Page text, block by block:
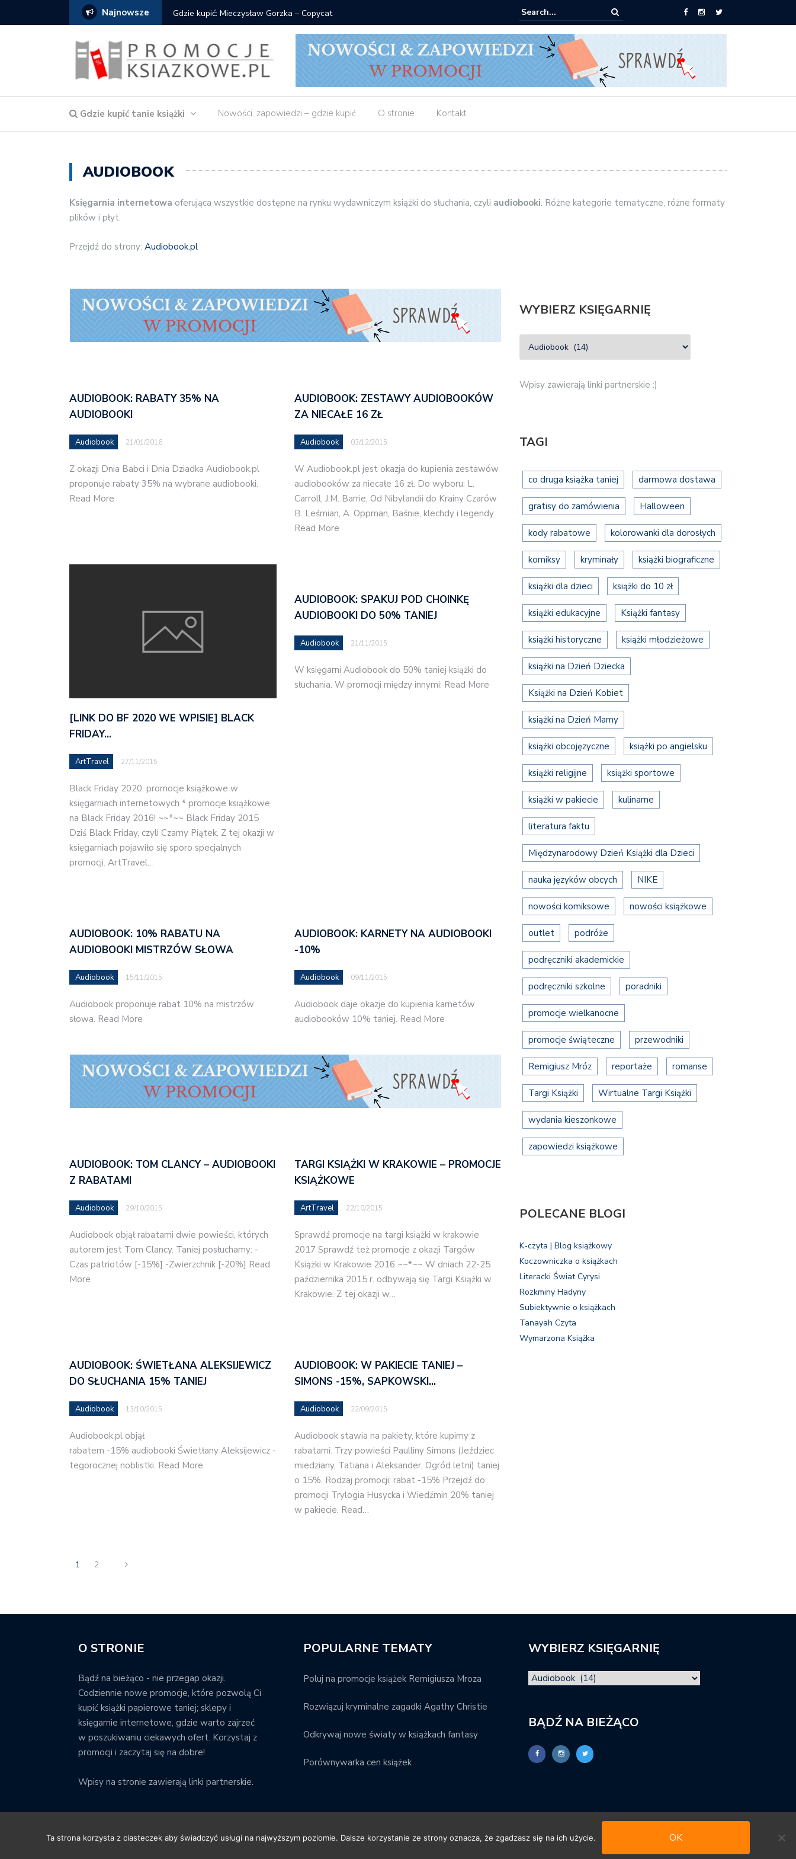
Najnowsze Gdzie kupić: Mieczysław Gorzka – Copycat Znak: książki od 2,90 zł do zamówienia
Gdzie kupić tanie książki Nowości, zapowiedzi – gdzie kupić O stronie Kontakt
AUDIOBOOK
Księgarnia internetowa oferująca wszystkie dostępne na rynku wydawniczym książki do słuchania, czyli audiobooki. Różne kategorie tematyczne, różne formaty
plików i płyt.
Przejdź do strony: Audiobook.pl
AUDIOBOOK: RABATY 35% NA
AUDIOBOOKI
Audiobook 21/01/2016
Z okazji Dnia Babci i Dnia Dziadka Audiobook.pl
proponuje rabaty 35% na wybrane audiobooki.
Read More
AUDIOBOOK: ZESTAWY AUDIOBOOKÓW
ZA NIECAŁE 16 ZŁ
Audiobook 03/12/2015
W Audiobook.pl jest okazja do kupienia zestawów
audiobooków za niecałe 16 zł. Do wyboru: L.
Carroll, J.M. Barrie, Od Nibylandii do Krainy Czarów
B. Leśmian, A. Oppman, Baśnie, klechdy i legendy
Read More
[LINK DO BF 2020 WE WPISIE] BLACK
FRIDAY…
ArtTravel 27/11/2015
Black Friday 2020: promocje książkowe w
księgarniach internetowych * promocje książkowe
na Black Friday 2016! ~~*~~ Black Friday 2015
Dziś Black Friday, czyli Czarny Piątek. Z tej okazji w
księgarniach pojawiło się sporo specjalnych
promocji. ArtTravel…
AUDIOBOOK: SPAKUJ POD CHOINKĘ
AUDIOBOOKI DO 50% TANIEJ
Audiobook 21/11/2015
W księgarni Audiobook do 50% taniej książki do
słuchania. W promocji między innymi: Read More
AUDIOBOOK: 10% RABATU NA
AUDIOBOOKI MISTRZÓW SŁOWA
Audiobook 15/11/2015
Audiobook proponuje rabat 10% na mistrzów
słowa. Read More
AUDIOBOOK: KARNETY NA AUDIOBOOKI
-10%
Audiobook 09/11/2015
Audiobook daje okazje do kupienia karnetów
audiobooków 10% taniej. Read More
AUDIOBOOK: TOM CLANCY – AUDIOBOOKI
Z RABATAMI
Audiobook 29/10/2015
Audiobook objął rabatami dwie powieści, których
autorem jest Tom Clancy. Taniej posłuchamy: -
Czas patriotów [-15%] -Zwierzchnik [-20%] Read
More
TARGI KSIĄŻKI W KRAKOWIE – PROMOCJE
KSIĄŻKOWE
ArtTravel 22/10/2015
Sprawdź promocje na targi książki w krakowie
2017 Sprawdź też promocje z okazji Targów
Książki w Krakowie 2016 ~~*~~ W dniach 22-25
października 2015 r. odbywają się Targi Książki w
Krakowie. Z tej okazji w…
AUDIOBOOK: ŚWIETŁANA ALEKSIJEWICZ
DO SŁUCHANIA 15% TANIEJ
Audiobook 13/10/2015
Audiobook.pl objął
rabatem -15% audiobooki Świetłany Aleksijewicz -
tegorocznej noblistki. Read More
AUDIOBOOK: W PAKIECIE TANIEJ –
SIMONS -15%, SAPKOWSKI…
Audiobook 22/09/2015
Audiobook stawia na pakiety, które kupimy z
rabatami. Trzy powieści Paulliny Simons (Jeździec
miedziany, Tatiana i Aleksander, Ogród letni) taniej
o 15%. Rodzaj promocji: rabat -15% Przejdź do
promocji Trylogia Husycka i Wiedźmin 20% taniej
w pakiecie. Read…
1 2
WYBIERZ KSIĘGARNIĘ
Wpisy zawierają linki partnerskie :)
TAGI
co druga książka taniej darmowa dostawa
gratisy do zamówienia Halloween
kody rabatowe kolorowanki dla dorosłych
komiksy kryminały książki biograficzne
książki dla dzieci książki do 10 zł
książki edukacyjne Książki fantasy
książki historyczne książki młodzieżowe
książki na Dzień Dziecka
Książki na Dzień Kobiet
książki na Dzień Mamy
książki obcojęzyczne książki po angielsku
książki religijne książki sportowe
książki w pakiecie kulinarne
literatura faktu
Międzynarodowy Dzień Książki dla Dzieci
nauka języków obcych NIKE
nowości komiksowe nowości książkowe
outlet podróże
podręczniki akademickie
podręczniki szkolne poradniki
promocje wielkanocne
promocje świąteczne przewodniki
Remigiusz Mróz reportaże romanse
Targi Książki Wirtualne Targi Książki
wydania kieszonkowe
zapowiedzi książkowe
POLECANE BLOGI
K-czyta | Blog książkowy
Koczowniczka o książkach
Literacki Świat Cyrysi
Rozkminy Hadyny
Subiektywnie o książkach
Tanayah Czyta
Wymarzona Książka
O STRONIE
Bądź na bieżąco - nie przegap okazji.
Codziennie nowe promocje, które pozwolą Ci
kupić książki papierowe taniej; sklepy i
księgarnie internetowe, gdzie warto zajrzeć
w poszukiwaniu ciekawych ofert. Korzystaj z
promocji i zaczytaj się na dobre!
Wpisy na stronie zawierają linki partnerskie.
POPULARNE TEMATY
Poluj na promocje książek Remigiusza Mroza
Rozwiązuj kryminalne zagadki Agathy Christie
Odkrywaj nowe światy w książkach fantasy
Porównywarka cen książek
WYBIERZ KSIĘGARNIĘ
BĄDŹ NA BIEŻĄCO
Ta strona korzysta z ciasteczek aby świadczyć usługi na najwyższym poziomie. Dalsze korzystanie ze strony oznacza, że zgadzasz się na ich użycie. OK